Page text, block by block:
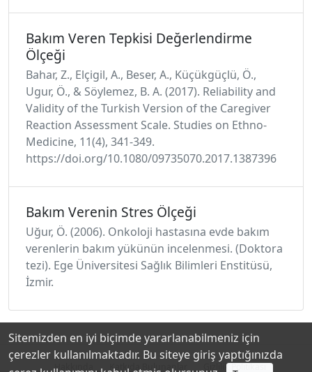
Bakım Veren Tepkisi Değerlendirme
Ölçeği
Bahar, Z., Elçigil, A., Beser, A., Küçükgüçlü, Ö.,
Ugur, Ö., & Söylemez, B. A. (2017). Reliability and
Validity of the Turkish Version of the Caregiver
Reaction Assessment Scale. Studies on Ethno-
Medicine, 11(4), 341-349.
https://doi.org/10.1080/09735070.2017.1387396
Bakım Verenin Stres Ölçeği
Uğur, Ö. (2006). Onkoloji hastasına evde bakım
verenlerin bakım yükünün incelenmesi. (Doktora
tezi). Ege Üniversitesi Sağlık Bilimleri Enstitüsü,
İzmir.
Hakkında Katkıda Bulunanlar Gizlilik Politikası
Sitemizden en iyi biçimde yararlanabilmeniz için
çerezler kullanılmaktadır. Bu siteye giriş yaptığınızda